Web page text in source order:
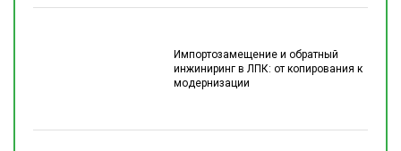
Импортозамещение и обратный
инжиниринг в ЛПК: от копирования к
модернизации